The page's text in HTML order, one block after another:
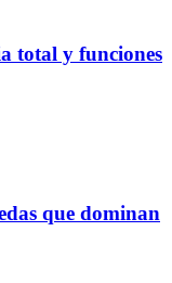
total y funciones
que dominan